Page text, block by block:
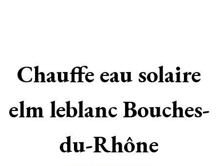
Chauffe eau solaire
elm leblanc Bouches-
du-Rhône